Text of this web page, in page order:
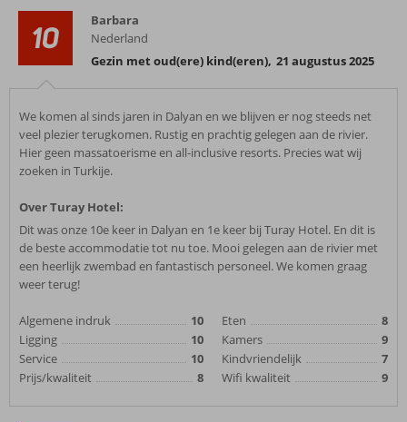
10
Barbara
Nederland
Gezin met oud(ere) kind(eren), 21 augustus 2025
We komen al sinds jaren in Dalyan en we blijven er nog steeds net
veel plezier terugkomen. Rustig en prachtig gelegen aan de rivier.
Hier geen massatoerisme en all-inclusive resorts. Precies wat wij
zoeken in Turkije.
Over Turay Hotel:
Dit was onze 10e keer in Dalyan en 1e keer bij Turay Hotel. En dit is
de beste accommodatie tot nu toe. Mooi gelegen aan de rivier met
een heerlijk zwembad en fantastisch personeel. We komen graag
weer terug!
Algemene indruk
10
Ligging
10
Service
10
Prijs/kwaliteit
8
Eten
8
Kamers
9
Kindvriendelijk
7
Wifi kwaliteit
9